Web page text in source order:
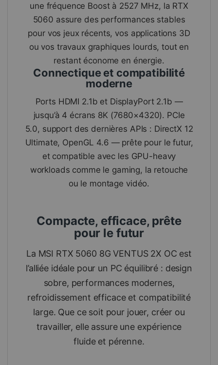
une fréquence Boost à 2527 MHz, la RTX
5060 assure des performances stables
pour vos jeux récents, vos applications 3D
ou vos travaux graphiques lourds, tout en
restant économe en énergie.
Connectique et compatibilité
moderne
Ports HDMI 2.1b et DisplayPort 2.1b —
jusqu’à 4 écrans 8K (7680×4320). PCIe
5.0, support des dernières APIs : DirectX 12
Ultimate, OpenGL 4.6 — prête pour le futur,
et compatible avec les GPU-heavy
workloads comme le gaming, la retouche
ou le montage vidéo.
Compacte, efficace, prête
pour le futur
La MSI RTX 5060 8G VENTUS 2X OC est
l’alliée idéale pour un PC équilibré : design
sobre, performances modernes,
refroidissement efficace et compatibilité
large. Que ce soit pour jouer, créer ou
travailler, elle assure une expérience
fluide et pérenne.